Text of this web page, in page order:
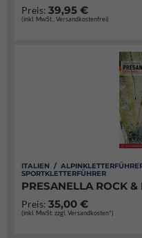
Preis: 39,95 €
(inkl. MwSt., Versandkostenfrei)
ITALIEN /
SPORTKLETTERFÜHRER
PRESANELLA ROCK &
Preis: 35,00 €
(inkl. MwSt. zzgl. Versandkosten*)